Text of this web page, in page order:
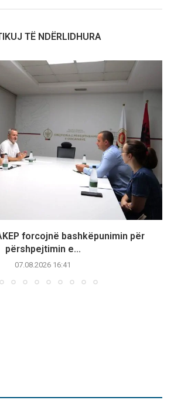
TË NDËRLIDHURA
forcojnë bashkëpunimin për
përshpejtimin e...
07.08.2026 16:41